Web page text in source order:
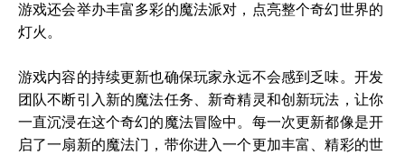
游戏还会举办丰富多彩的魔法派对，点亮整个奇幻世界的
灯火。
游戏内容的持续更新也确保玩家永远不会感到乏味。开发
团队不断引入新的魔法任务、新奇精灵和创新玩法，让你
一直沉浸在这个奇幻的魔法冒险中。每一次更新都像是开
启了一扇新的魔法门，带你进入一个更加丰富、精彩的世